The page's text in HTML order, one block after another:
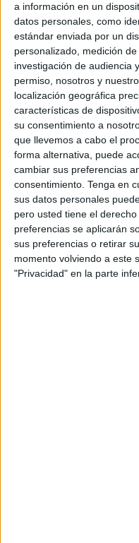
a información en un
datos personales, como
estándar enviada por un
personalizado, medición
investigación de audiencia
permiso, nosotros y
localización geográfica
características de
su consentimiento a
que llevemos a cabo el
forma alternativa, puede
cambiar sus preferencias
consentimiento. Tenga en
sus datos personales
pero usted tiene el
preferencias se aplicarán
sus preferencias o retirar
momento volviendo a este
"Privacidad" en la parte
hay tres menores de 15
edad comprendida
dos casos más, otro
más de entre 60 y 69
Por su parte, en el
ingresadas cinco
otras tres en la Unidad
Los casos activos suben
nuevo curado.
Además, actualmente
aislamiento (hace 24
en casa por tener el
con casos positivos o